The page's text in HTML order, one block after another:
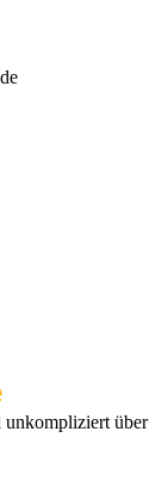
unkompliziert über